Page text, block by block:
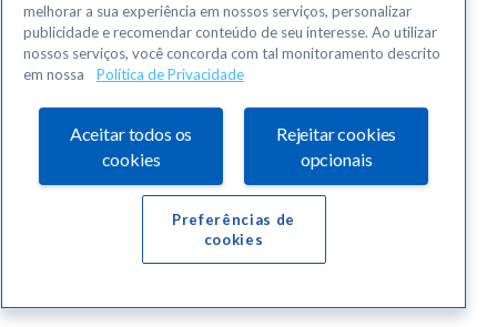
melhorar a sua experiência em nossos serviços, personalizar
publicidade e recomendar conteúdo de seu interesse. Ao utilizar
nossos serviços, você concorda com tal monitoramento descrito
em nossa
Política de Privacidade
Aceitar todos os
cookies
Rejeitar cookies
opcionais
Preferências de
cookies